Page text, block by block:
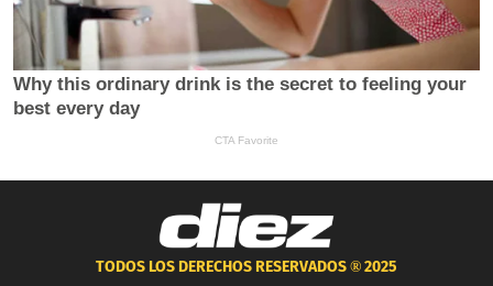
TODOS LOS DERECHOS RESERVADOS ®2025